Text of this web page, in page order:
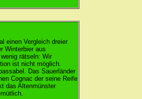
einen Vergleich dreier
Winterbier aus
rätseln: Wir
ist nicht möglich.
Das Sauerländer
Cognac der seine Reife
das Altenmünster